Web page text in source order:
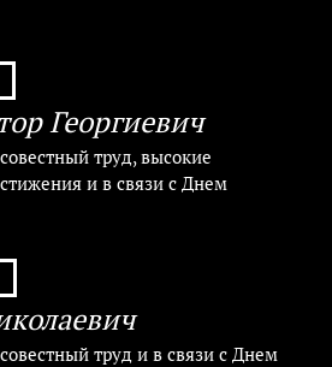
Георгиевич
труд, высокие
и в связи с Днем
труд и в связи с Днем